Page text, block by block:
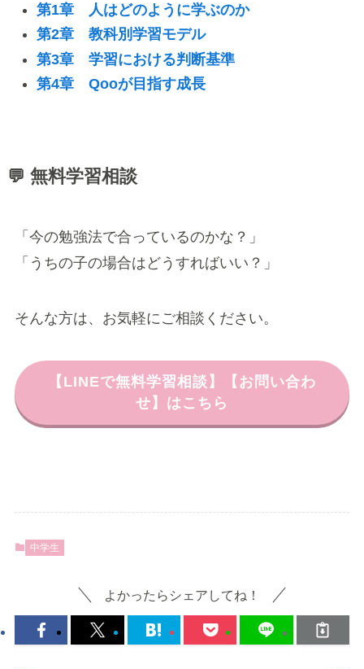
第1章 人はどのように学ぶのか
第2章 教科別学習モデル
第3章 学習における判断基準
第4章 Qooが目指す成長
💬 無料学習相談
「今の勉強法で合っているのかな？」
「うちの子の場合はどうすればいい？」
そんな方は、お気軽にご相談ください。
【LINEで無料学習相談】【お問い合わ
せ】はこちら
中学生
よかったらシェアしてね！